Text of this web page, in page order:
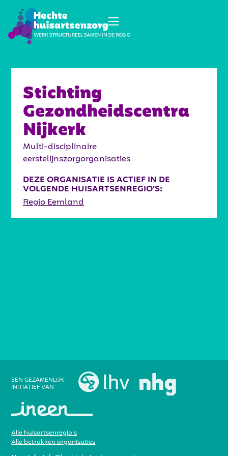
Stichting
Gezondheidscentra
Nijkerk
Multi-disciplinaire
eerstelijnszorgorganisaties
DEZE ORGANISATIE IS ACTIEF IN DE
VOLGENDE HUISARTSENREGIO’S:
Regio Eemland
EEN GEZAMENLIJK
INITIATIEF VAN
Alle huisartsenregio’s
Alle betrokken organisaties